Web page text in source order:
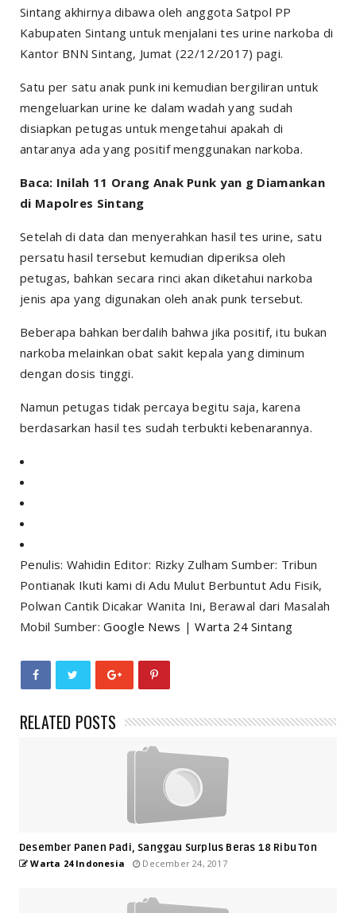
Sintang akhirnya dibawa oleh anggota Satpol PP
Kabupaten Sintang untuk menjalani tes urine narkoba di
Kantor BNN Sintang, Jumat (22/12/2017) pagi.
Satu per satu anak punk ini kemudian bergiliran untuk
mengeluarkan urine ke dalam wadah yang sudah
disiapkan petugas untuk mengetahui apakah di
antaranya ada yang positif menggunakan narkoba.
Baca: Inilah 11 Orang Anak Punk yan g Diamankan
di Mapolres Sintang
Setelah di data dan menyerahkan hasil tes urine, satu
persatu hasil tersebut kemudian diperiksa oleh
petugas, bahkan secara rinci akan diketahui narkoba
jenis apa yang digunakan oleh anak punk tersebut.
Beberapa bahkan berdalih bahwa jika positif, itu bukan
narkoba melainkan obat sakit kepala yang diminum
dengan dosis tinggi.
Namun petugas tidak percaya begitu saja, karena
berdasarkan hasil tes sudah terbukti kebenarannya.
Penulis: Wahidin Editor: Rizky Zulham Sumber: Tribun
Pontianak Ikuti kami di Adu Mulut Berbuntut Adu Fisik,
Polwan Cantik Dicakar Wanita Ini, Berawal dari Masalah
Mobil Sumber:Google News |Warta 24 Sintang
RELATED POSTS
Desember Panen Padi, Sanggau Surplus Beras 18 Ribu Ton
Warta 24 Indonesia December 24, 2017